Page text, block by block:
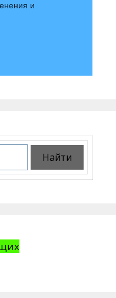
и